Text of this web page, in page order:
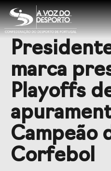
Sobre a CDP
Visão e Missão
Representações
Nacionais
História
marca
Playoffs
Campeão
Corfebol